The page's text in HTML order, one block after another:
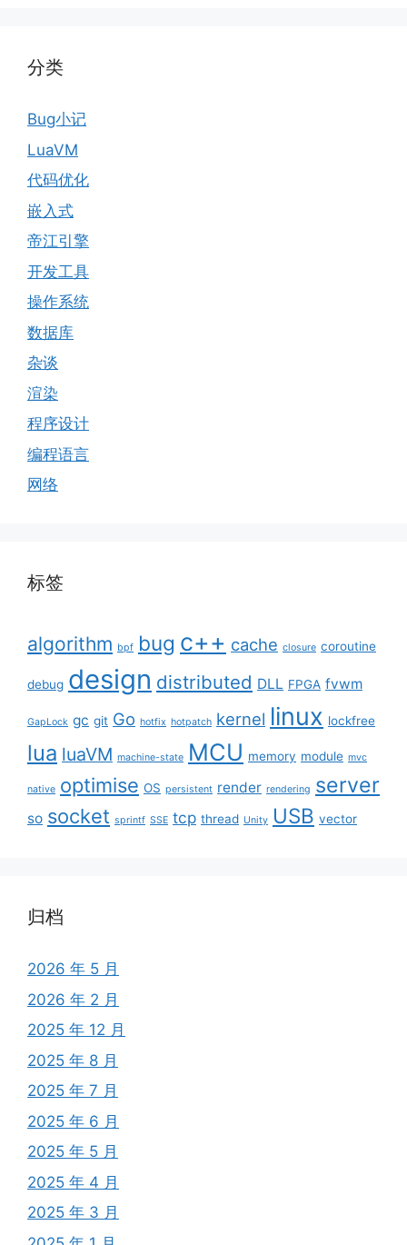
分类
Bug小记
LuaVM
代码优化
嵌入式
帝江引擎
开发工具
操作系统
数据库
杂谈
渲染
程序设计
编程语言
网络
标签
algorithm bpf bug c++ cache closure coroutine
debug design distributed DLL FPGA fvwm
GapLock gc git Go hotfix hotpatch kernel linux lockfree
lua luaVM machine-state MCU memory module mvc
native optimise OS persistent render rendering server
so socket sprintf SSE tcp thread Unity USB vector
归档
2026 年 5 月
2026 年 2 月
2025 年 12 月
2025 年 8 月
2025 年 7 月
2025 年 6 月
2025 年 5 月
2025 年 4 月
2025 年 3 月